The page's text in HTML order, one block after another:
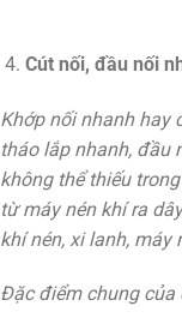
Cút nối, đầu nối
Khớp nối nhanh hay
tháo lắp nhanh, đầu
không thể thiếu
từ máy nén khí ra
khí nén, xi lanh,
Đặc điểm chung của